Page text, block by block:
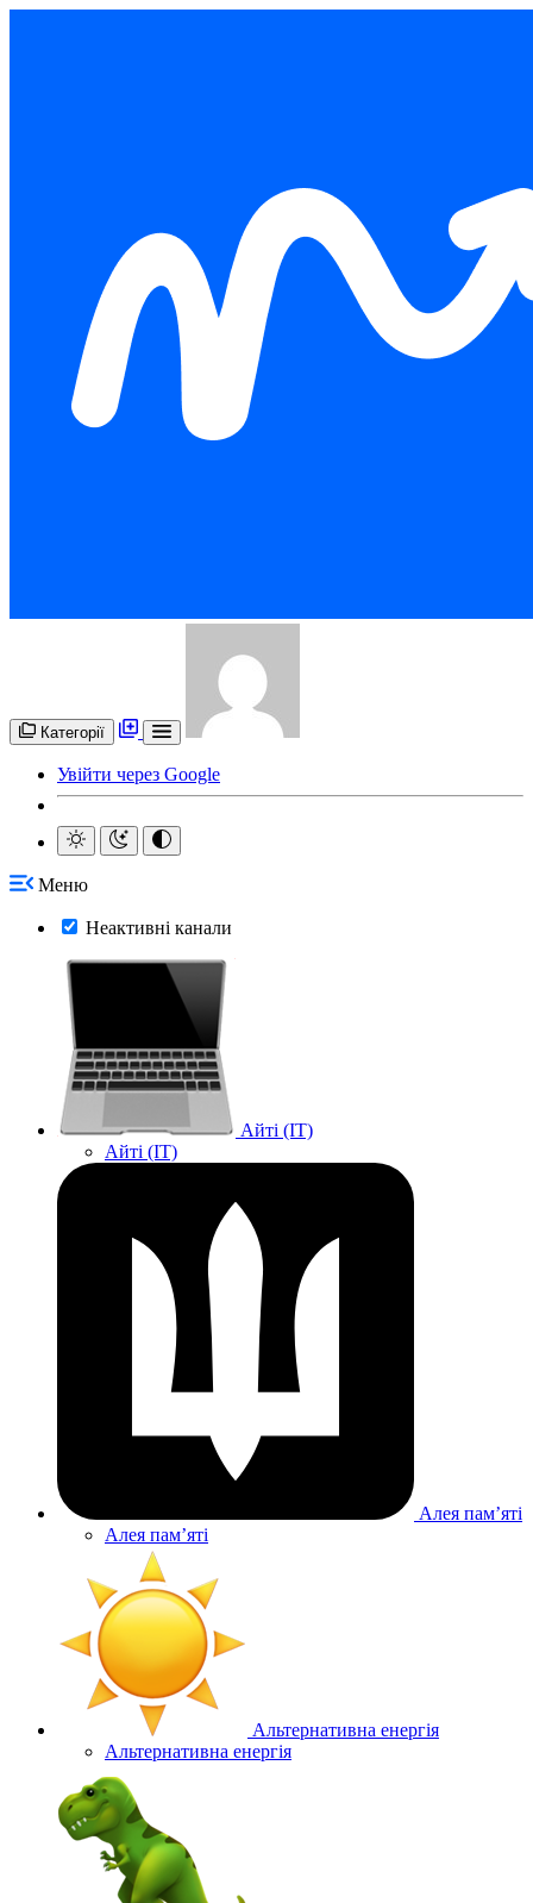
Категорії
Увійти через Google
Меню
Неактивні канали
Айті (IT)
Айті (IT)
Алея памʼяті
Алея памʼяті
Альтернативна енергія
Альтернативна енергія